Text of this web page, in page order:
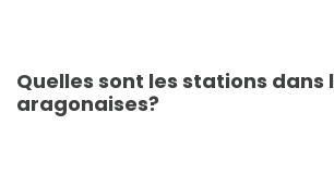
Quelles sont les stations dans
aragonaises?